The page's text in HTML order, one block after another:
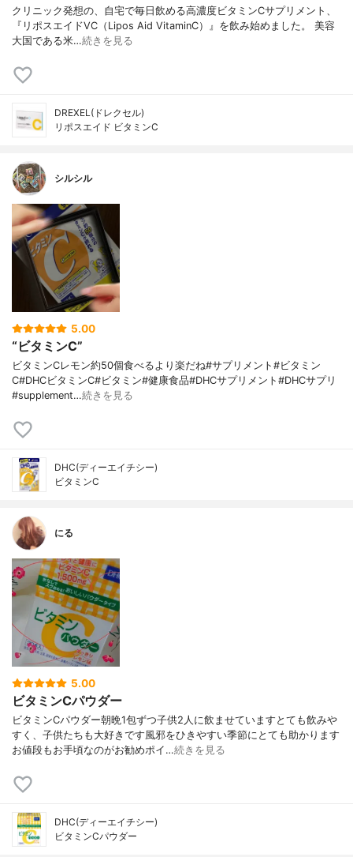
クリニック発想の、自宅で毎日飲める高濃度ビタミンCサプリメント、
『リポスエイドVC（Lipos Aid VitaminC）』を飲み始めました。 美容
大国である米…続きを見る
DREXEL(ドレクセル)
リポスエイド ビタミンC
シルシル
5.00
“ビタミンC”
ビタミンCレモン約50個食べるより楽だね#サプリメント#ビタミン
C#DHCビタミンC#ビタミン#健康食品#DHCサプリメント#DHCサプリ
#supplement…続きを見る
DHC(ディーエイチシー)
ビタミンC
にる
5.00
ビタミンCパウダー
ビタミンCパウダー朝晩1包ずつ子供2人に飲ませていますとても飲みや
すく、子供たちも大好きです風邪をひきやすい季節にとても助かります
お値段もお手頃なのがお勧めポイ…続きを見る
DHC(ディーエイチシー)
ビタミンCパウダー